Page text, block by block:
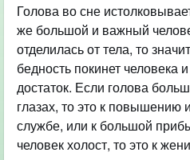
Голова во сне
же большой и важный
отделилась от тела, то
бедность покинет человека
достаток. Если голова
глазах, то это к
службе, или к большой
человек холост, то это к